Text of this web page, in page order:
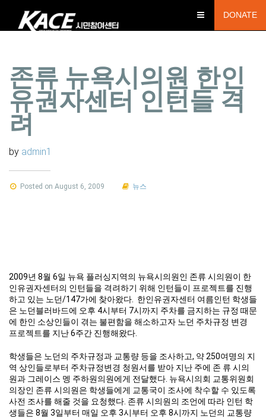
DONATE
존류 뉴욕시의원 한인
유권자센터 인턴들 격
려
by admin1
Posted on August 6, 2009 뉴스
2009년 8월 6일 뉴욕 플러싱지역의 뉴욕시의원인 존류 시의원이 한
인유권자센터의 인턴들을 격려하기 위해 인턴들이 프로젝트를 진행
하고 있는 노던/147가에 찾아왔다. 한인유권자센터 여름인턴 학생들
은 노던블러바드에 오후 4시부터 7시까지 주차를 금지하는 규정 때문
에 한인 소상인들이 겪는 불편함을 해소하고자 노던 주차규정 변경
프로젝트를 지난 6주간 진행해왔다.
학생들은 노던의 주차규정과 교통량 등을 조사하고, 약 250여명의 지
역 상인들로부터 주차규정변경 청원서를 받아 지난 주에 존 류 시의
원과 그레이스 멩 주하원의원에게 전달했다. 뉴욕시의회 교통위원회
의장인 존류 시의원은 학생들에게 교통국이 조사에 착수할 수 있도록
사전 조사를 해줄 것을 요청했다. 존류 시의원의 조언에 따라 인턴 학
생들은 8월 3일부터 매일 오후 3시부터 오후 8시까지 노던의 교통량